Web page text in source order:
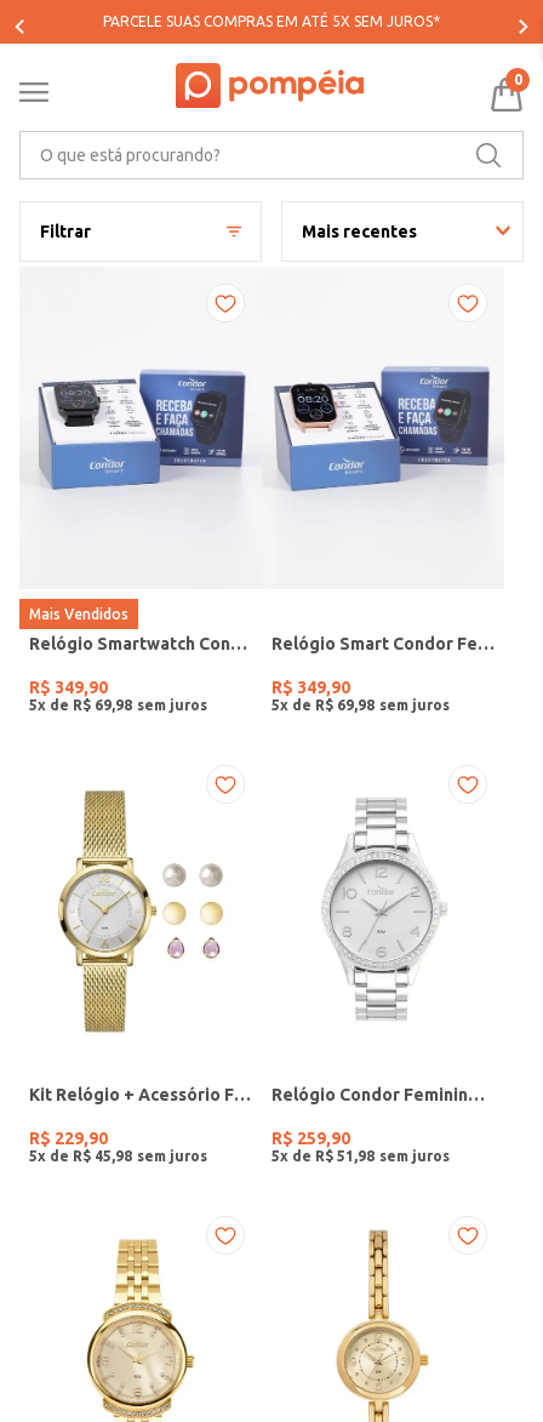
PARCELE SUAS COMPRAS EM ATÉ 5X SEM JUROS*
0
Filtrar Mais recentes
Mais Vendidos
Relógio Smartwatch Condor PRETO
R$ 349,90
5x de R$ 69 98
Relógio Smart Condor Feminino ROSE
R$ 349,90
5x de R$ 69 98
Kit Relógio + Acessório Feminino DOURADO
R$ 229,90
5x de R$ 45 98
Relógio Condor Feminino PRATA
R$ 259,90
5x de R$ 51 98